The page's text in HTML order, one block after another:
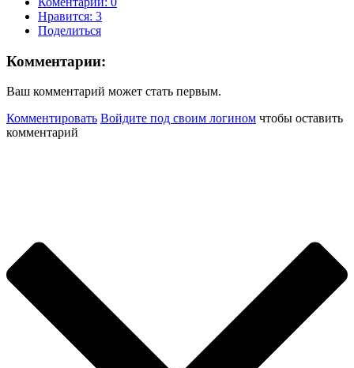
Нравится: 3
Поделиться
Комментарии:
Ваш комментарий может стать первым.
Комментировать Войдите под своим логином чтобы оставить
комментарий